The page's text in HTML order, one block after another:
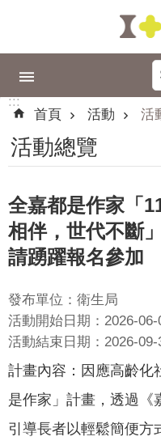
政
專
區
城
品
牌
認
識
嘉
義
新
聞
活
動
:::
首頁
活動 活
活動總覽
全嘉都是作家「
相伴，世代不斷
請踴躍報名參加
發布單位：衛生局
活動開始日期：2026-06-
活動結束日期：2026-09-
計畫內容：因應高齡化
是作家」計畫，透過《
引導長者以輕鬆簡便方